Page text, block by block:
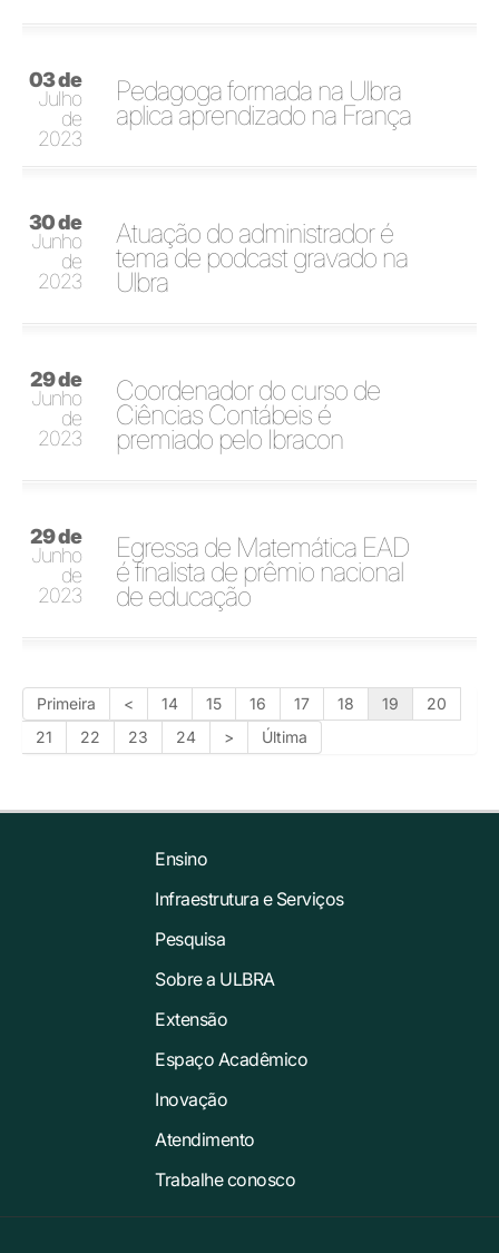
03 de
Julho
de
2023
Pedagoga formada na Ulbra
aplica aprendizado na França
30 de
Junho
de
2023
Atuação do administrador é
tema de podcast gravado na
Ulbra
29 de
Junho
de
2023
Coordenador do curso de
Ciências Contábeis é
premiado pelo Ibracon
29 de
Junho
de
2023
Egressa de Matemática EAD
é finalista de prêmio nacional
de educação
Primeira < 14 15 16 17 18 19
20
21
22 23 24 > Última
Ensino
Infraestrutura e Serviços
Pesquisa
Sobre a ULBRA
Extensão
Espaço Acadêmico
Inovação
Atendimento
Trabalhe conosco